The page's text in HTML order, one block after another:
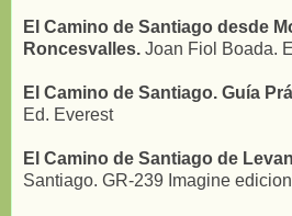
El Camino de Santiago desde
Roncesvalles. Joan Fiol Boada.
El Camino de Santiago. Guía
Ed. Everest
El Camino de Santiago de
Santiago. GR-239 Imagine